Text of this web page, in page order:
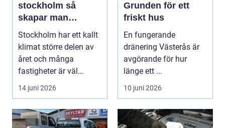
stockholm så
skapar man
hälsosam och
energieffektiv
inomhusluft
Stockholm har ett kallt
klimat större delen av
året och många
fastigheter är väl
isolerade för att s...
14 juni 2026
Grunden för ett
friskt hus
En fungerande
dränering Västerås är
avgörande för hur
länge ett ...
10 juni 2026